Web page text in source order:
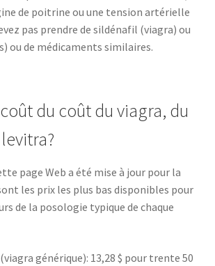
de poitrine ou une tension artérielle
pas prendre de sildénafil (viagra) ou
ou de médicaments similaires.
du coût du viagra, du
page Web a été mise à jour pour la
les prix les plus bas disponibles pour
de la posologie typique de chaque
générique): 13,28 $ pour trente 50